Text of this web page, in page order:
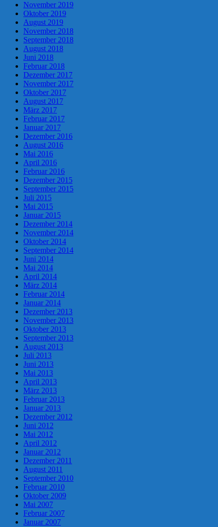
November 2019
Oktober 2019
August 2019
November 2018
September 2018
August 2018
Juni 2018
Februar 2018
Dezember 2017
November 2017
Oktober 2017
August 2017
März 2017
Februar 2017
Januar 2017
Dezember 2016
August 2016
Mai 2016
April 2016
Februar 2016
Dezember 2015
September 2015
Juli 2015
Mai 2015
Januar 2015
Dezember 2014
November 2014
Oktober 2014
September 2014
Juni 2014
Mai 2014
April 2014
März 2014
Februar 2014
Januar 2014
Dezember 2013
November 2013
Oktober 2013
September 2013
August 2013
Juli 2013
Juni 2013
Mai 2013
April 2013
März 2013
Februar 2013
Januar 2013
Dezember 2012
Juni 2012
Mai 2012
April 2012
Januar 2012
Dezember 2011
August 2011
September 2010
Februar 2010
Oktober 2009
Mai 2007
Februar 2007
Januar 2007